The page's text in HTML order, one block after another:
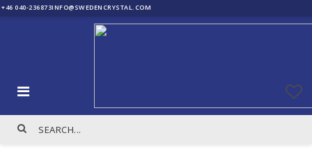
+46 040-236873INFO@SWEDENCRYSTAL.COM